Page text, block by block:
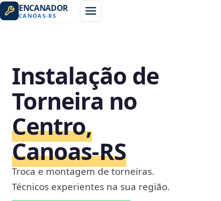
ENCANADOR
CANOAS-RS
Instalação de
Torneira no
Centro,
Canoas‑RS
Troca e montagem de torneiras.
Técnicos experientes na sua região.